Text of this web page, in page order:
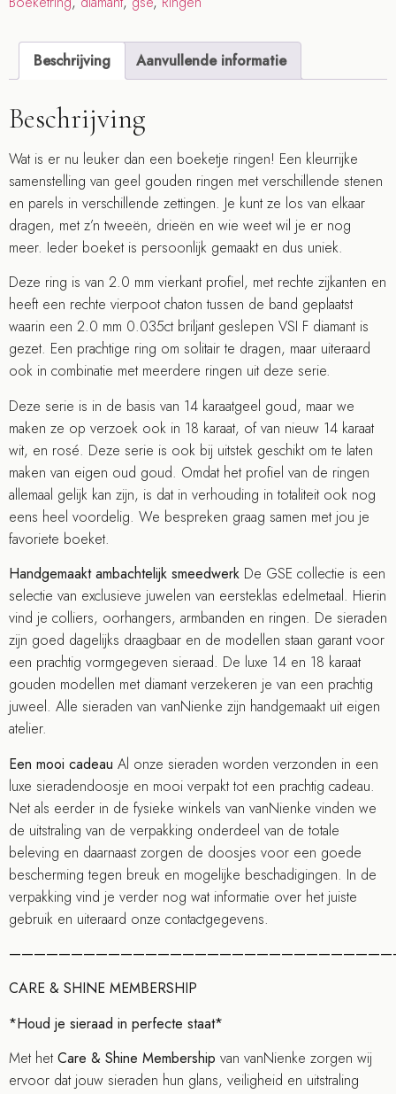
Beschrijving Aanvullende informatie
Beschrijving
Wat is er nu leuker dan een boeketje ringen! Een kleurrijke
samenstelling van geel gouden ringen met verschillende stenen
en parels in verschillende zettingen. Je kunt ze los van elkaar
dragen, met z’n tweeën, drieën en wie weet wil je er nog
meer. Ieder boeket is persoonlijk gemaakt en dus uniek.
Deze ring is van 2.0 mm vierkant profiel, met rechte zijkanten en
heeft een rechte vierpoot chaton tussen de band geplaatst
waarin een 2.0 mm 0.035ct briljant geslepen VSI F diamant is
gezet. Een prachtige ring om solitair te dragen, maar uiteraard
ook in combinatie met meerdere ringen uit deze serie.
Deze serie is in de basis van 14 karaatgeel goud, maar we
maken ze op verzoek ook in 18 karaat, of van nieuw 14 karaat
wit, en rosé. Deze serie is ook bij uitstek geschikt om te laten
maken van eigen oud goud. Omdat het profiel van de ringen
allemaal gelijk kan zijn, is dat in verhouding in totaliteit ook nog
eens heel voordelig. We bespreken graag samen met jou je
favoriete boeket.
Handgemaakt ambachtelijk smeedwerk De GSE collectie is een
selectie van exclusieve juwelen van eersteklas edelmetaal. Hierin
vind je colliers, oorhangers, armbanden en ringen. De sieraden
zijn goed dagelijks draagbaar en de modellen staan garant voor
een prachtig vormgegeven sieraad. De luxe 14 en 18 karaat
gouden modellen met diamant verzekeren je van een prachtig
juweel. Alle sieraden van vanNienke zijn handgemaakt uit eigen
atelier.
Een mooi cadeau Al onze sieraden worden verzonden in een
luxe sieradendoosje en mooi verpakt tot een prachtig cadeau.
Net als eerder in de fysieke winkels van vanNienke vinden we
de uitstraling van de verpakking onderdeel van de totale
beleving en daarnaast zorgen de doosjes voor een goede
bescherming tegen breuk en mogelijke beschadigingen. In de
verpakking vind je verder nog wat informatie over het juiste
gebruik en uiteraard onze contactgegevens.
CARE & SHINE MEMBERSHIP
*Houd je sieraad in perfecte staat*
Met hetCare & Shine Membership van vanNienke zorgen wij
ervoor dat jouw sieraden hun glans, veiligheid en uitstraling